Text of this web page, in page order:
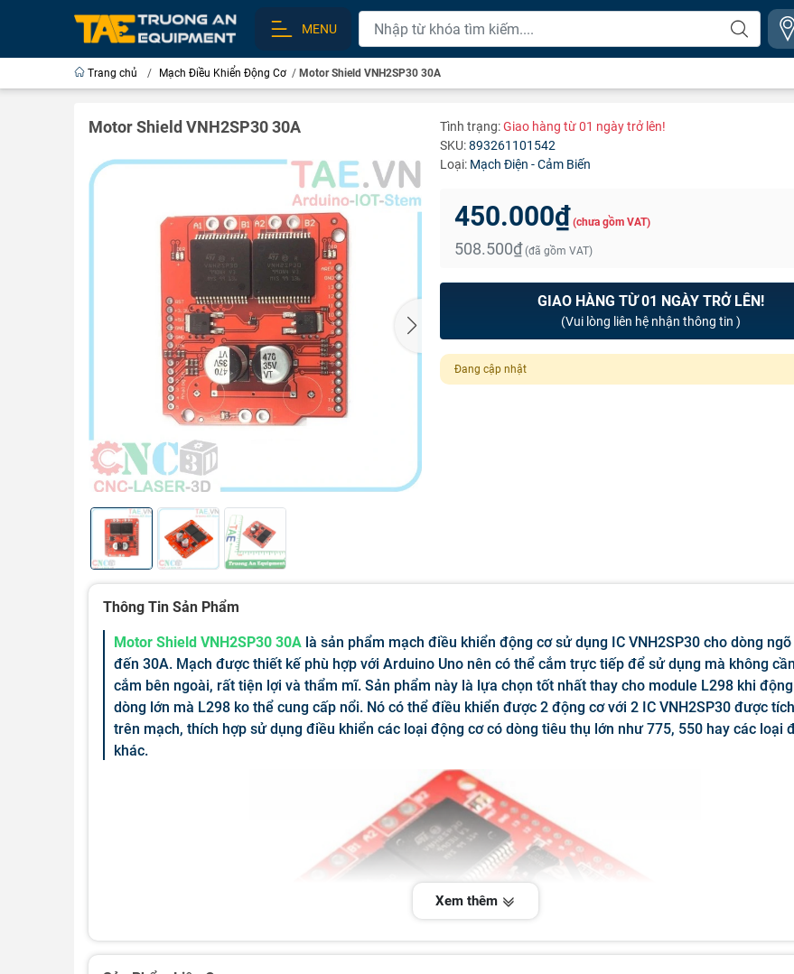
MENU
Trang chủ / Mạch Điều Khiển Động Cơ / Motor Shield VNH2SP30 30A
Motor Shield VNH2SP30 30A Tình trạng:Giao hàng từ 01 ngày trở lên!
SKU:893261101542
Loại: Mạch Điện - Cảm Biến
450.000₫ (chưa gồm VAT)
508.500₫ (đã gồm VAT)
GIAO HÀNG TỪ 01 NGÀY TRỞ LÊN!
(Vui lòng liên hệ nhận thông tin )
Đang cập nhật
Thông Tin Sản Phẩm
Motor Shield VNH2SP30 30A là sản phẩm mạch điều khiển động cơ sử dụng IC VNH2SP30 cho dòng
đến 30A. Mạch được thiết kế phù hợp với Arduino Uno nên có thể cắm trực tiếp để sử dụng mà không
cắm bên ngoài, rất tiện lợi và thẩm mĩ. Sản phẩm này là lựa chọn tốt nhất thay cho module L298 khi
dòng lớn mà L298 ko thể cung cấp nổi. Nó có thể điều khiển được 2 động cơ với 2 IC VNH2SP30 được
trên mạch, thích hợp sử dụng điều khiển các loại động cơ có dòng tiêu thụ lớn như 775, 550 hay các loại
khác.
Xem thêm